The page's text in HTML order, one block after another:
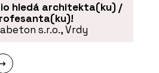
hledá architekta(ku) /
s.r.o., Vrdy